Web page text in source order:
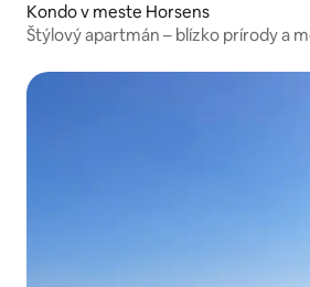
Kondo v meste Horsens
Štýlový apartmán – blízko prírody a